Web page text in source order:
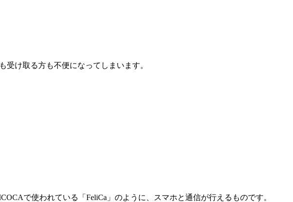
け取る方も不便になってしまいます。
で使われている「FeliCa」のように、スマホと通信が行えるものです。